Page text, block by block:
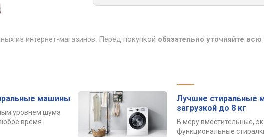
из интернет-магазинов. Перед покупкой обязательно уточняйте
машины
уровнем шума
время
Лучшие стиральные
загрузкой до 8 кг
В меру вместительные,
функциональные